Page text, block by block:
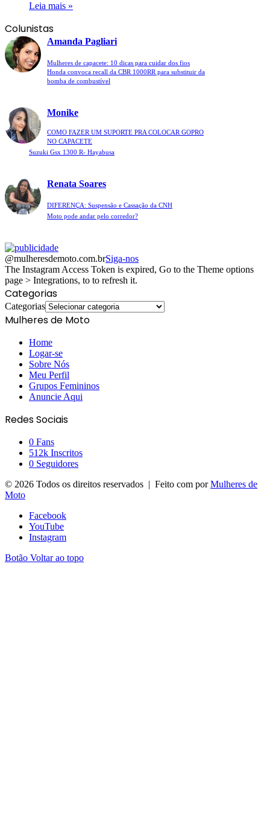
Leia mais »
Colunistas
Amanda Pagliari
Mulheres de capacete: 10 dicas para cuidar dos fios
Honda convoca recall da CBR 1000RR para substituir da
bomba de combustível
Monike
COMO FAZER UM SUPORTE PRA COLOCAR GOPRO
NO CAPACETE
Suzuki Gsx 1300 R- Hayabusa
Renata Soares
DIFERENÇA: Suspensão e Cassação da CNH
Moto pode andar pelo corredor?
@mulheresdemoto.com.brSiga-nos
The Instagram Access Token is expired, Go to the Theme options
page > Integrations, to to refresh it.
Categorias
Categorias
Mulheres de Moto
Home
Logar-se
Sobre Nós
Meu Perfil
Grupos Femininos
Anuncie Aqui
Redes Sociais
0 Fans
512k Inscritos
0 Seguidores
© 2026 Todos os direitos reservados | Feito com porMulheres de
Moto
Facebook
YouTube
Instagram
Botão Voltar ao topo